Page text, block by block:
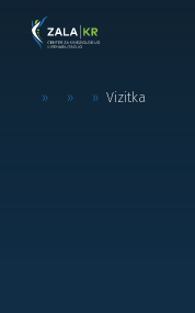
» » » Vizitka